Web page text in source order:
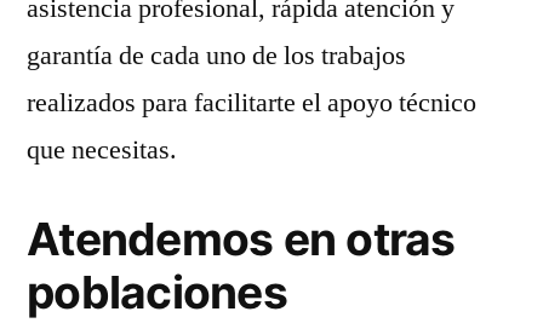
asistencia profesional, rápida atención y
garantía de cada uno de los trabajos
realizados para facilitarte el apoyo técnico
que necesitas.
Atendemos en otras
poblaciones